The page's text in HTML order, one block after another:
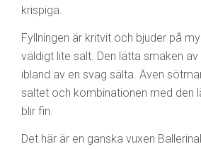
krispiga.
Fyllningen är kritvit och bjuder på
väldigt lite salt. Den lätta smaken
ibland av en svag sälta. Även
saltet och kombinationen med den
blir fin.
Det här är en ganska vuxen